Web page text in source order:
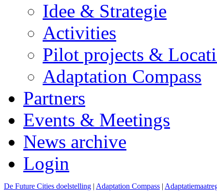
Idee & Strategie
Activities
Pilot projects &
Adaptation Compass
Partners
Events & Meetings
News archive
Login
De Future Cities doelstelling | Adaptation Compass |